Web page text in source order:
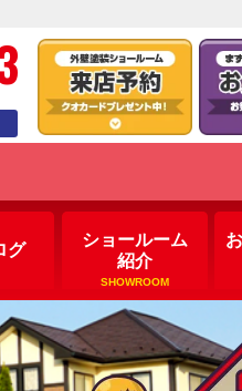
グ
ショールーム
紹介
SHOWROOM